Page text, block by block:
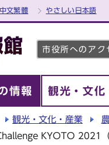
中文繁體 やさしい日本語
市役所へのアク
情報 観光・文化
観光・文化・産業
KYOTO 2021（